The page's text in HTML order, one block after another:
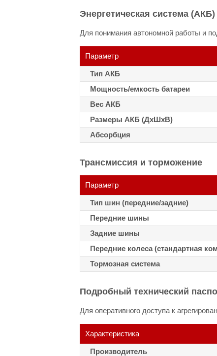
Энергетическая система (АКБ)
Для понимания автономной работы и
Параметр
Тип АКБ
Мощность/емкость батареи
Вес АКБ
Размеры АКБ (ДхШхВ)
Абсорбция
Трансмиссия и торможение
Параметр
Тип шин (передние/задние)
Передние шины
Задние шины
Передние колеса (стандартная
Тормозная система
Подробный технический
Для оперативного доступа к
Характеристика
Производитель